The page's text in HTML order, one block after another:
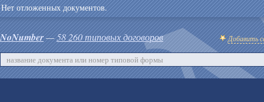
Нет отложенных документов.
NoNumber—58 260 типовых договоров Добавить